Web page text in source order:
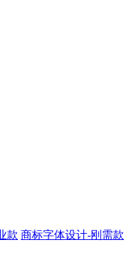
款 商标字体设计-刚需款